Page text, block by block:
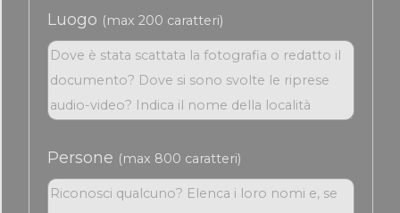
Luogo (max 200 caratteri)
Persone (max 800 caratteri)